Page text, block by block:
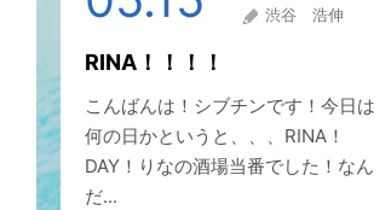
渋谷 浩伸
RINA！！！！
こんばんは！シブチンです！今日は
何の日かというと、、、RINA！
DAY！りなの酒場当番でした！なん
だ...